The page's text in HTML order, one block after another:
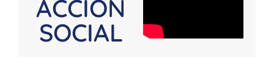
ACCIÓN
SOCIAL